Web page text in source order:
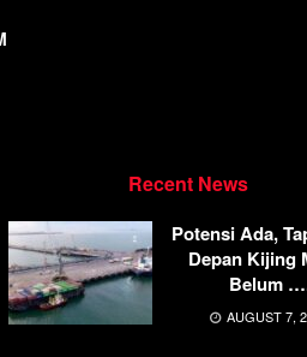
Recent News
Potensi Ada,
Depan Kijing
Belum
AUGUST 7,